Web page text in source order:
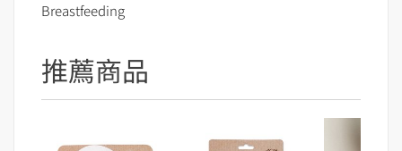
Breastfeeding
推薦商品